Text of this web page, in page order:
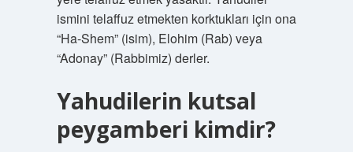
ismini telaffuz etmekten korktukları için ona
“Ha-Shem” (isim), Elohim (Rab) veya
“Adonay” (Rabbimiz) derler.
Yahudilerin kutsal
peygamberi kimdir?